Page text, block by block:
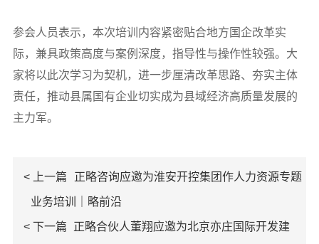
参会人员表示，本次培训内容紧密贴合地方国企改革实
际，兼具政策高度与案例深度，指导性与操作性较强。大
家将以此次学习为契机，进一步厘清改革思路、夯实主体
责任，推动县属国有企业切实成为县域经济高质量发展的
主力军。
< 上一篇 正略咨询应邀为淮安开控集团作人力资源专题
业务培训｜略前沿
< 下一篇 正略合伙人董翔应邀为北京亦庄国际开发建